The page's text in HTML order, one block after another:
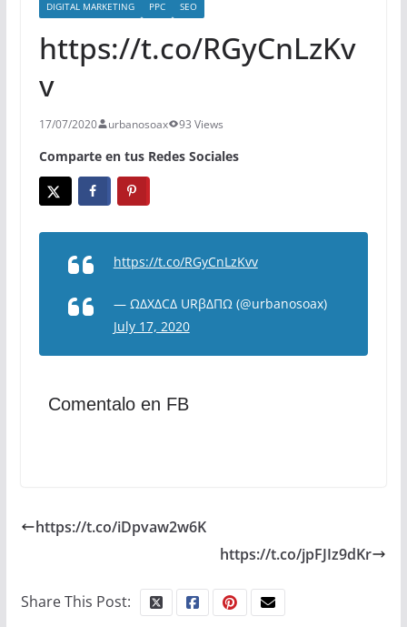
DIGITAL MARKETING PPC SEO
https://t.co/RGyCnLzKv
v
17/07/2020 urbanosoax 93 Views
Comparte en tus Redes Sociales
https://t.co/RGyCnLzKvv
— ΩΔXΔCΔ URβΔΠΩ (@urbanosoax)
July 17, 2020
Comentalo en FB
https://t.co/iDpvaw2w6K
https://t.co/jpFJIz9dKr
Share This Post: